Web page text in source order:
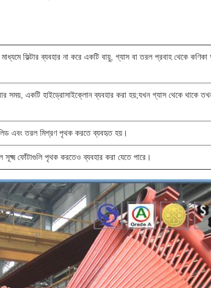
মাধ্যমে ফিল্টার ব্যবহার না করে একটি বায়ু, গ্যাস বা তরল প্রবাহ থেকে
সময়, একটি হাইড্রোসাইক্লোন ব্যবহার করা হয়;যখন গ্যাস থেকে থাকে
সলিড এবং তরল মিশ্রণ পৃথক করতে ব্যবহৃত হয়।
সূক্ষ্ম ফোঁটাগুলি পৃথক করতেও ব্যবহার করা যেতে পারে।